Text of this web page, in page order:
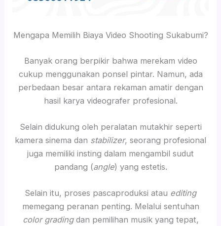
Mengapa Memilih Biaya Video Shooting Sukabumi?
Banyak orang berpikir bahwa merekam video
cukup menggunakan ponsel pintar. Namun, ada
perbedaan besar antara rekaman amatir dengan
hasil karya videografer profesional.
Selain didukung oleh peralatan mutakhir seperti
kamera sinema dan stabilizer, seorang profesional
juga memiliki insting dalam mengambil sudut
pandang (angle) yang estetis.
Selain itu, proses pascaproduksi atau editing
memegang peranan penting. Melalui sentuhan
color gradingdan pemilihan musik yang tepat,